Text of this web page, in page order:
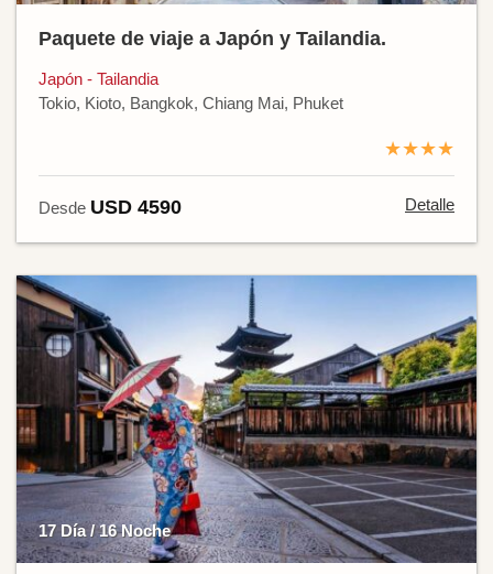
Paquete de viaje a Japón y Tailandia.
Japón - Tailandia
Tokio, Kioto, Bangkok, Chiang Mai, Phuket
★★★★
Desde USD 4590 Detalle
17 Día / 16 Noche